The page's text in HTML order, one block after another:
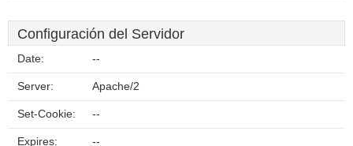
Configuración del Servidor
Date: --
Server: Apache/2
Set-Cookie: --
Expires: --